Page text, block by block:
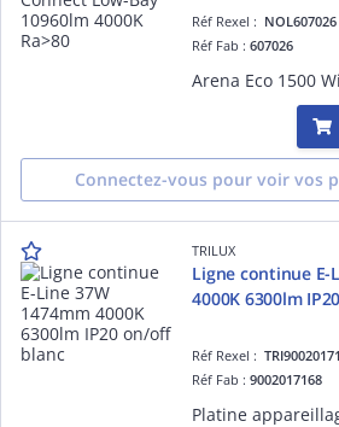
Réf Rexel : NOL607026
Réf Fab :607026
Connectez-vous pour voir vos
TRILUX
Ligne continue E-
4000K 6300lm
Réf Rexel :
Réf Fab :9002017168